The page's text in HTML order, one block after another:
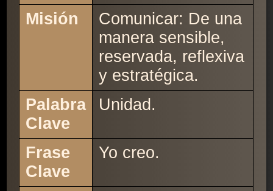
Misión
Comunicar: De una
manera sensible,
reservada, reflexiva
y estratégica.
Palabra
Clave
Unidad.
Frase
Clave
Yo creo.